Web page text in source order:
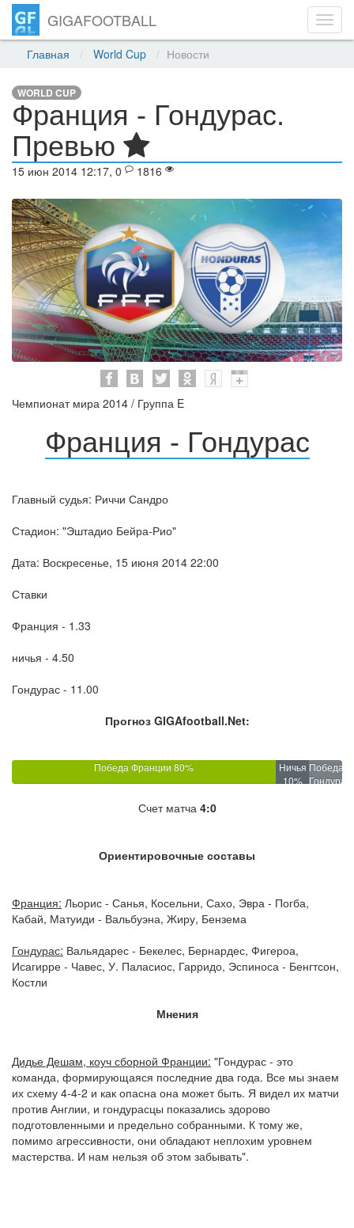
GIGAFOOTBALL
Главная World Cup Новости
WORLD CUP
Франция - Гондурас.
Превью
15 июн 2014 12:17, 0 1816
Чемпионат мира 2014 / Группа E
Франция - Гондурас
Главный судья: Риччи Сандро
Стадион: "Эштадио Бейра-Рио"
Дата: Воскресенье, 15 июня 2014 22:00
Ставки
Франция - 1.33
ничья - 4.50
Гондурас - 11.00
Прогноз GIGAfootball.Net:
Победа Франции 80%
Ничья
10%
Победа
Счет матча 4:0
Ориентировочные составы
Франция: Льорис - Санья, Косельни, Сахо, Эвра - Погба,
Кабай, Матуиди - Вальбуэна, Жиру, Бензема
Гондурас: Вальядарес - Бекелес, Бернардес, Фигероа,
Исагирре - Чавес, У. Паласиос, Гарридо, Эспиноса - Бенгтсон,
Костли
Мнения
Дидье Дешам, коуч сборной Франции: "Гондурас - это
команда, формирующаяся последние два года. Все мы знаем
их схему 4-4-2 и как опасна она может быть. Я видел их матчи
против Англии, и гондурасцы показались здорово
подготовленными и предельно собранными. К тому же,
помимо агрессивности, они обладают неплохим уровнем
мастерства. И нам нельзя об этом забывать".